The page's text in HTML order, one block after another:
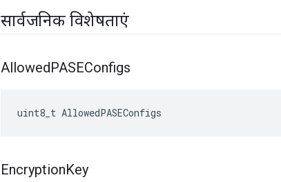
सार्वजनिक विशेषताएं
AllowedPASEConfigs
uint8_t AllowedPASEConfigs
EncryptionKey